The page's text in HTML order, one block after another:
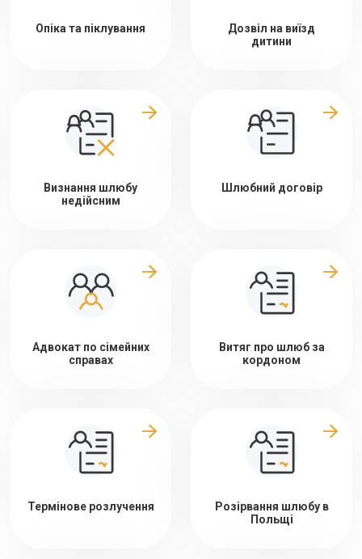
Опіка та піклування
Дозвіл на виїзд
дитини
Визнання шлюбу
недійсним
Шлюбний договір
Адвокат по сімейних
справах
Витяг про шлюб за
кордоном
Термінове розлучення
Розірвання шлюбу в
Польщі